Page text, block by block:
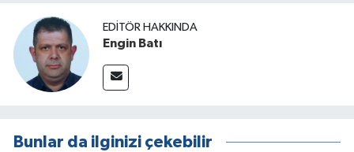
EDITÖR HAKKINDA
Engin Batı
Bunlar da ilginizi çekebilir